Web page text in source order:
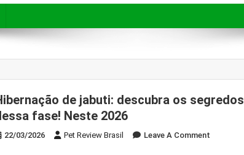
de jabuti: descubra os segredos
fase! Neste 2026
22/03/2026 Pet Review Brasil Leave A Comment